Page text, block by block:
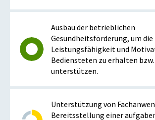
Ausbau der betrieblichen
Gesundheitsförderung, um die
Leistungsfähigkeit und
Bediensteten zu erhalten bzw.
unterstützen.
Unterstützung von
Bereitsstellung einer